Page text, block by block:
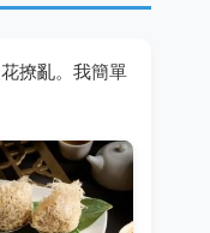
撩亂。我簡單